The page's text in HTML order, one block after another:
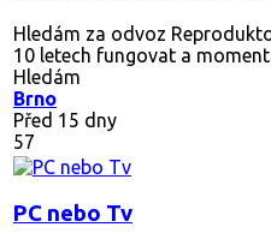
Hledám za odvoz
10 letech fungovat a
Hledám
Brno
Před 15 dny
57
PC nebo Tv